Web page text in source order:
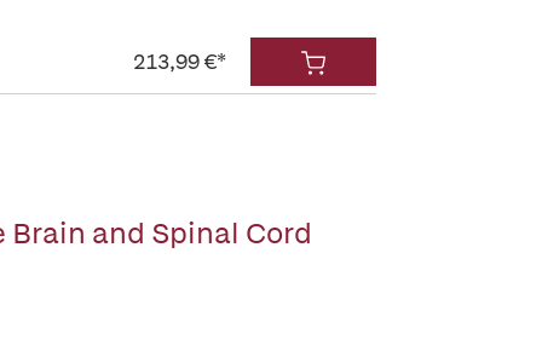
213,99 €*
and Spinal Cord